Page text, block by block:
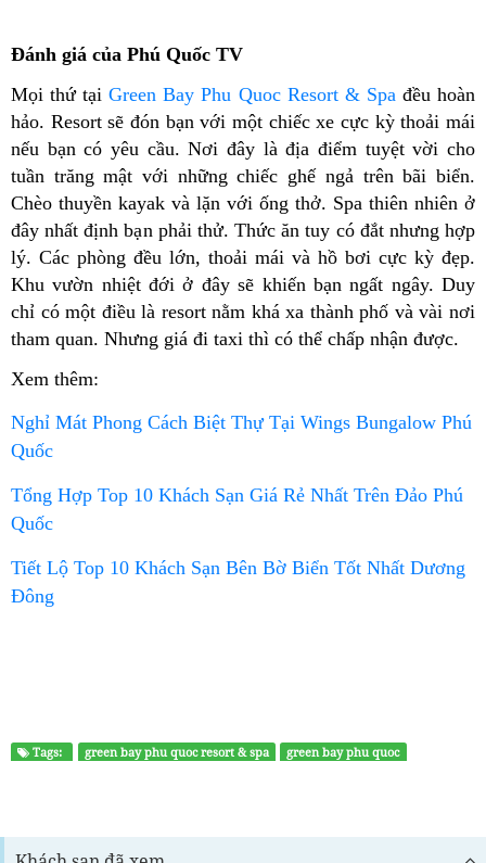
Đánh giá của Phú Quốc TV
Mọi thứ tạiGreen Bay Phu Quoc Resort & Spađều hoàn
hảo. Resort sẽ đón bạn với một chiếc xe cực kỳ thoải mái
nếu bạn có yêu cầu. Nơi đây là địa điểm tuyệt vời cho
tuần trăng mật với những chiếc ghế ngả trên bãi biển.
Chèo thuyền kayak và lặn với ống thở. Spa thiên nhiên ở
đây nhất định bạn phải thử. Thức ăn tuy có đắt nhưng hợp
lý. Các phòng đều lớn, thoải mái và hồ bơi cực kỳ đẹp.
Khu vườn nhiệt đới ở đây sẽ khiến bạn ngất ngây. Duy
chỉ có một điều là resort nằm khá xa thành phố và vài nơi
tham quan. Nhưng giá đi taxi thì có thể chấp nhận được.
Xem thêm:
Nghỉ Mát Phong Cách Biệt Thự Tại Wings Bungalow Phú
Quốc
Tổng Hợp Top 10 Khách Sạn Giá Rẻ Nhất Trên Đảo Phú
Quốc
Tiết Lộ Top 10 Khách Sạn Bên Bờ Biển Tốt Nhất Dương
Đông
Tags: green bay phu quoc resort & spa green bay phu quoc